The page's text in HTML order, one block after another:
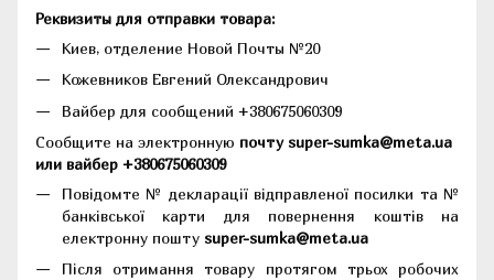
Реквизиты для отправки товара:
Киев, отделение Новой Почты №20
Кожевников Евгений Олександрович
Вайбер для сообщений +380675060309
Сообщите на электронную почту super-sumka@meta.ua
или вайбер +380675060309
Повідомте № декларації відправленої посилки та №
банківської карти для повернення коштів на
електронну пошту super-sumka@meta.ua
Після отримання товару протягом трьох робочих